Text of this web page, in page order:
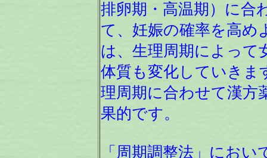
排卵期・高温期）に合
て、妊娠の確率を高め
は、生理周期によって
体質も変化していきま
理周期に合わせて漢方
果的です。
「周期調整法」にお